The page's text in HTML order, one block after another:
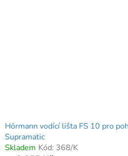
Hörmann vodící lišta FS 10 pro
Supramatic
Skladem Kód: 368/K